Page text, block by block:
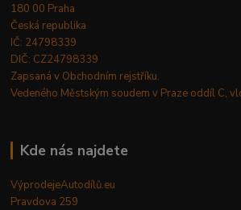
180 00 Praha
Česká republika
IČ: 24798339
DIČ: CZ24798339
Zapsaná v Obchodním rejstříku.
Vedeného Městským soudem v Praze oddíl C,
Kde nás najdete
VýprodejeAutodílů.eu
Pravdova 259